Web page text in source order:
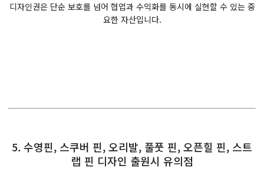
디자인권은 단순 보호를 넘어 협업과 수익화를 동시에 실현할 수 있는 중
요한 자산입니다.
5. 수영핀, 스쿠버 핀, 오리발, 풀풋 핀, 오픈힐 핀, 스트
랩 핀 디자인 출원시 유의점